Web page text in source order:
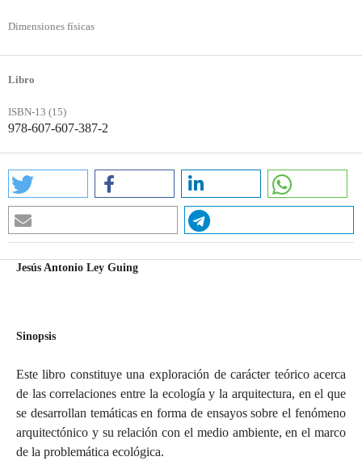
Jesús Antonio Ley Guing
Sinopsis
Este libro constituye una exploración de carácter teórico acerca
de las correlaciones entre la ecología y la arquitectura, en el que
se desarrollan temáticas en forma de ensayos sobre el fenómeno
arquitectónico y su relación con el medio ambiente, en el marco
de la problemática ecológica.
Dimensiones físicas
Libro
ISBN-13 (15)
978-607-607-387-2